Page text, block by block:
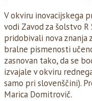
V okviru inovacijskega
vodi Zavod za šolstvo
pridobivali nova znanja
bralne pismenosti
zasnovan tako, da se
izvajale v okviru
samo pri slovenščini).
Marica Domitrovič.